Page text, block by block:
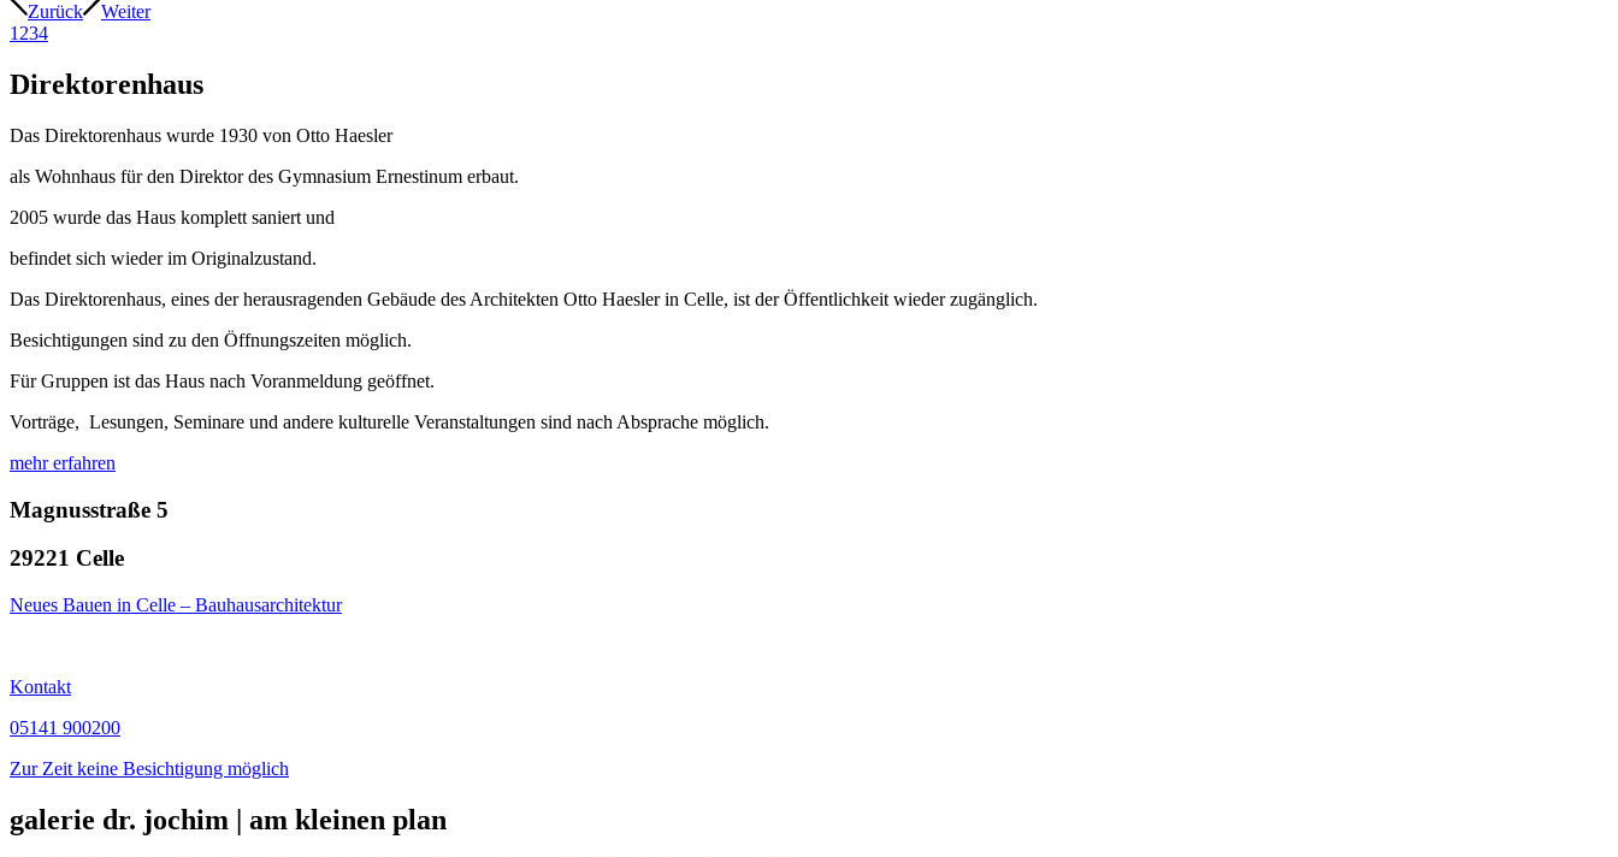
Zurück
Weiter
1 234
Direktorenhaus
Das Direktorenhaus wurde 1930 von Otto Haesler
als Wohnhaus für den Direktor des Gymnasium Ernestinum erbaut.
2005 wurde das Haus komplett saniert und
befindet sich wieder im Originalzustand.
Das Direktorenhaus, eines der herausragenden Gebäude des Architekten Otto Haesler in Celle, ist der Öffentlichkeit wieder zugänglich.
Besichtigungen sind zu den Öffnungszeiten möglich.
Für Gruppen ist das Haus nach Voranmeldung geöffnet.
Vorträge, Lesungen, Seminare und andere kulturelle Veranstaltungen sind nach Absprache möglich.
mehr erfahren
Magnusstraße 5
29221 Celle
Neues Bauen in Celle – Bauhausarchitektur
Kontakt
05141 900200
Zur Zeit keine Besichtigung möglich
galerie dr. jochim | am kleinen plan